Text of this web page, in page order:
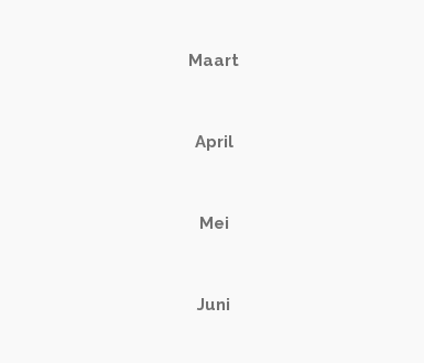
Maart
April
Mei
Juni